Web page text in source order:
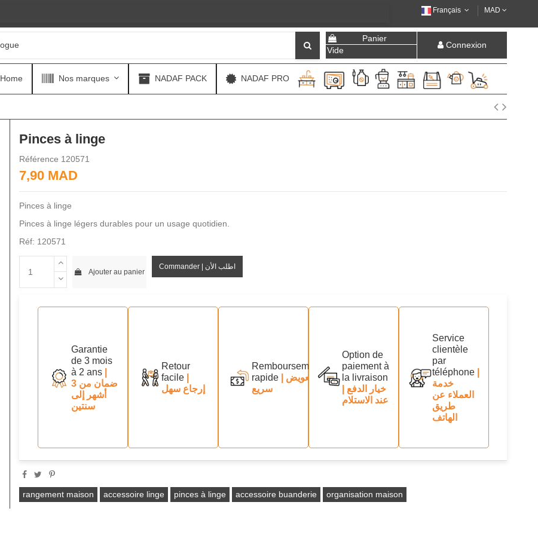
Français MAD
Panier
Vide
Connexion
Home Nos marques NADAF PACK NADAF PRO
Pinces à linge
Référence 120571
7,90 MAD
Pinces à linge
Pinces à linge légers durables pour un usage quotidien.
Réf: 120571
Ajouter au panier
Commander | اطلب الأن
Garantie
de 3 mois
à 2 ans|
ضمان من 3
أشهر إلى
سنتين
Retour
facile|
إرجاع سهل
Remboursement
rapide| تعويض
سريع
Option de
paiement à
la livraison
عند الاستلام
Service
clientèle
par
téléphone|
خدمة
العملاء عن
طريق
الهاتف
rangement maison accessoire linge pinces à linge accessoire buanderie organisation maison